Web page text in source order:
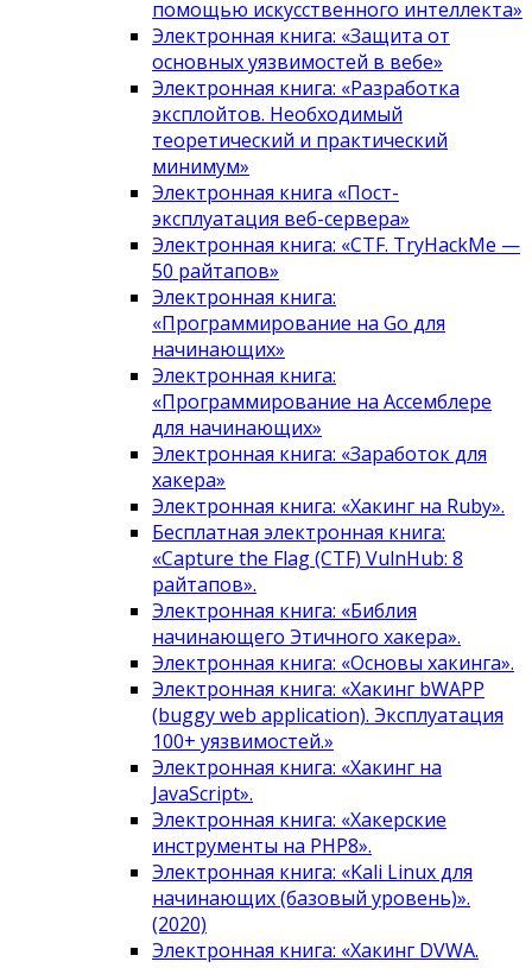
помощью искусственного интеллекта»
Электронная книга: «Защита от
основных уязвимостей в вебе»
Электронная книга: «Разработка
эксплойтов. Необходимый
теоретический и практический
минимум»
Электронная книга «Пост-
эксплуатация веб-сервера»
Электронная книга: «CTF. TryHackMe —
50 райтапов»
Электронная книга:
«Программирование на Go для
начинающих»
Электронная книга:
«Программирование на Ассемблере
для начинающих»
Электронная книга: «Заработок для
хакера»
Электронная книга: «Хакинг на Ruby».
Бесплатная электронная книга:
«Capture the Flag (CTF) VulnHub: 8
райтапов».
Электронная книга: «Библия
начинающего Этичного хакера».
Электронная книга: «Основы хакинга».
Электронная книга: «Хакинг bWAPP
(buggy web application). Эксплуатация
100+ уязвимостей.»
Электронная книга: «Хакинг на
JavaScript».
Электронная книга: «Хакерские
инструменты на PHP8».
Электронная книга: «Kali Linux для
начинающих (базовый уровень)».
(2020)
Электронная книга: «Хакинг DVWA.